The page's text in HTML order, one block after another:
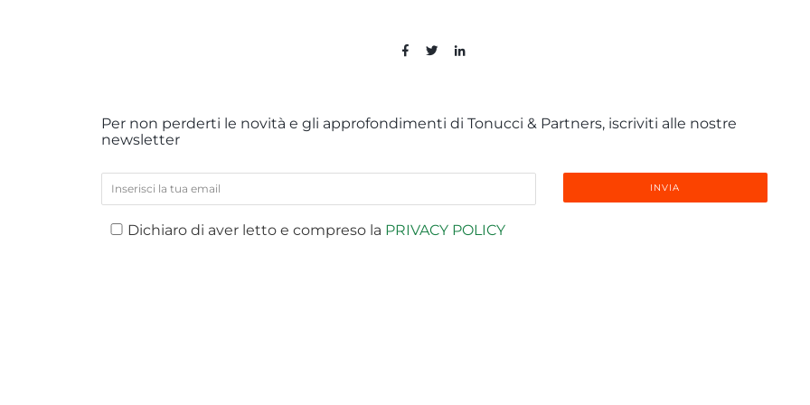
Per non perderti le novità e gli approfondimenti di Tonucci & Partners, iscriviti alle nostre
newsletter
Dichiaro di aver letto e compreso la PRIVACY POLICY